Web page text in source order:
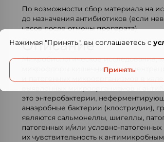
По возможности сбор материала на
до назначения антибиотиков (если
часов после отмены препарата).
Описание
Микробиологическое исследование,
микрофлоры кишечника –
и патогенных микроорганизмов в
выявленных микроорганизмов к
это энтеробактерии,
анаэробные бактерии (клостридии),
являются сальмонеллы, шигеллы,
патогенных и/или условно-
их чувствительность к
Нажимая "Принять", вы соглашаетесь с
Принять